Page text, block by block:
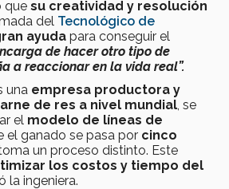
que su creatividad y resolución
del Tecnológico de
ayuda para conseguir el
de hacer otro tipo de
a reaccionar en la vida real”.
una empresa productora y
de res a nivel mundial , se
el modelo de líneas de
el ganado se pasa por cinco
un proceso distinto. Este
los costos y tiempo del
la ingeniera.